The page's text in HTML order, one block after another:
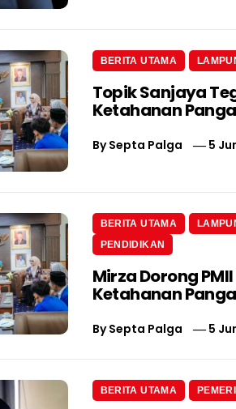
BERITA UTAMA
Topik Sanjaya
Ketahanan
BySepta Palga 5
BERITA UTAMA
PENDIDIKAN
Mirza Dorong
Ketahanan
BySepta Palga 5
BERITA UTAMA